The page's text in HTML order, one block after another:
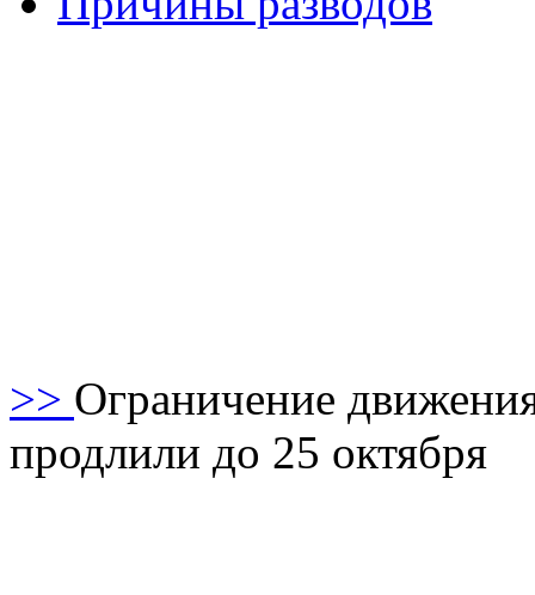
>> Ограничение
продлили до 25 октября